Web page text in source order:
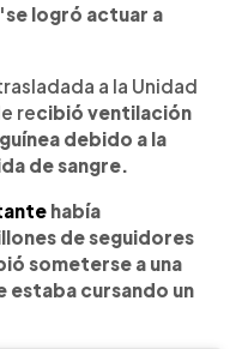
logró actuar a
a la Unidad
recibió ventilación
debido a la
de sangre.
había
de seguidores
someterse a una
cursando un